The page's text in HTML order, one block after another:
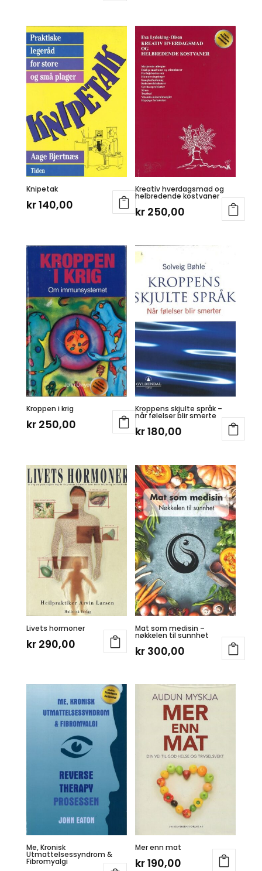
Knipetak
kr140,00
Kreativ hverdagsmad og
helbredende kostvaner
kr 250,00
Kroppen i krig
kr250,00
Kroppens skjulte språk –
når følelser blir smerte
kr180,00
Livets hormoner
kr290,00
Mat som medisin –
nøkkelen til sunnhet
kr 300,00
Me, Kronisk
Utmattelsessyndrom &
Fibromyalgi
Mer enn mat
kr190,00